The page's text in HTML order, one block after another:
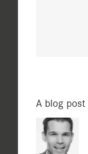
A blog post